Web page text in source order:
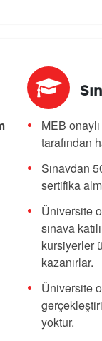
MEB
tarafından
Sınavdan
sertifika
Üniversite
sınava
kursiyerler
kazanırlar.
Üniversite
yoktur.